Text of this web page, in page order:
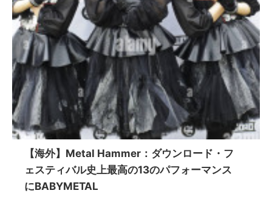
【海外】Metal Hammer：ダウンロード・フ
ェスティバル史上最高の13のパフォーマンス
にBABYMETAL